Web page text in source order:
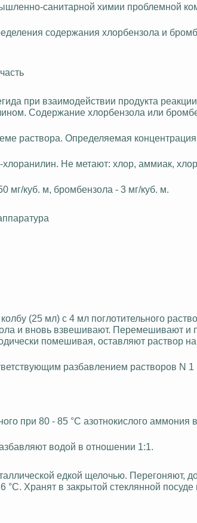
санитарной химии проблемной
содержания хлорбензола и
при взаимодействии продукта реакции
Содержание хлорбензола или
раствора. Определяемая
хлоранилин . Не метают: хлор, аммиак,
мг/куб. м, бромбензола - 3 мг/куб. м.
(25 мл) с 4 мл поглотительного
и вновь взвешивают. Перемешивают и
помешивая, оставляют раствор
разбавлением растворов N 1
при 80 - 85 °С азотнокислого аммония
водой в отношении 1:1.
едкой щелочью. Перегоняют,
Хранят в закрытой стеклянной посуде